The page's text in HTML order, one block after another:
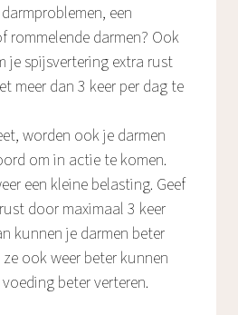
een
rommelende darmen? Ook
je spijsvertering extra rust
meer dan 3 keer per dag te
worden ook je darmen
om in actie te komen.
een kleine belasting. Geef
door maximaal 3 keer
kunnen je darmen beter
ook weer beter kunnen
beter verteren.